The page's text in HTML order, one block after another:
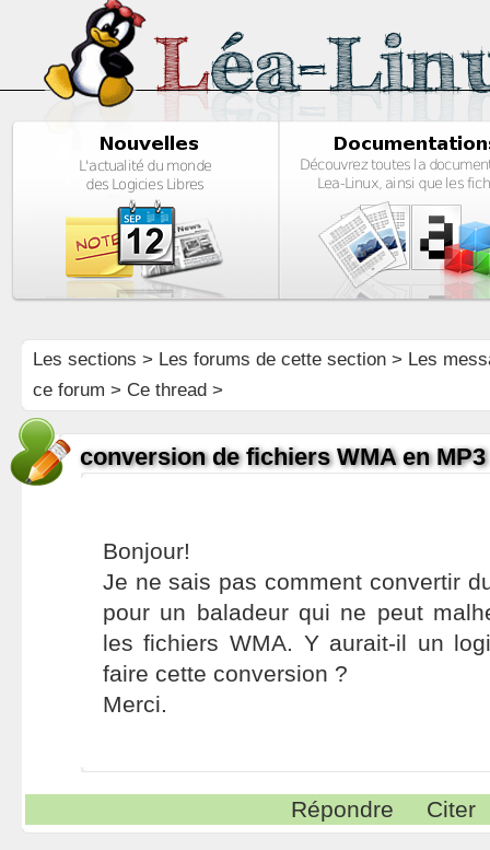
Les sections > Les forums de cette section> Les
ce forum > Ce thread >
conversion de fichiers WMA en MP3
Bonjour!
Je ne sais pas comment convertir
pour un baladeur qui ne peut
les fichiers WMA. Y aurait-il un
faire cette conversion ?
Merci.
Répondre Citer